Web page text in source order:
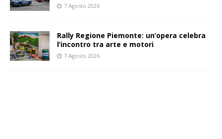
7 Agosto 2026
Rally Regione Piemonte: un’opera celebra
l’incontro tra arte e motori
7 Agosto 2026